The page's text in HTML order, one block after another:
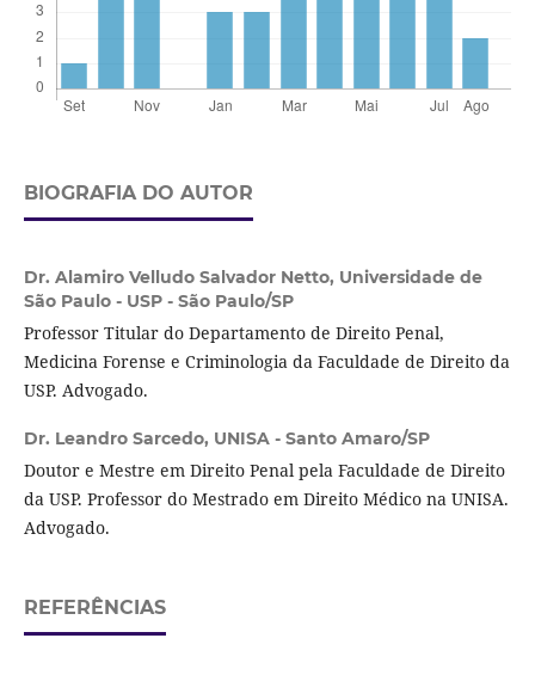
BIOGRAFIA DO AUTOR
Dr. Alamiro Velludo Salvador Netto, Universidade de
São Paulo - USP - São Paulo/SP
Professor Titular do Departamento de Direito Penal,
Medicina Forense e Criminologia da Faculdade de Direito da
USP. Advogado.
Dr. Leandro Sarcedo, UNISA - Santo Amaro/SP
Doutor e Mestre em Direito Penal pela Faculdade de Direito
da USP. Professor do Mestrado em Direito Médico na UNISA.
Advogado.
REFERÊNCIAS